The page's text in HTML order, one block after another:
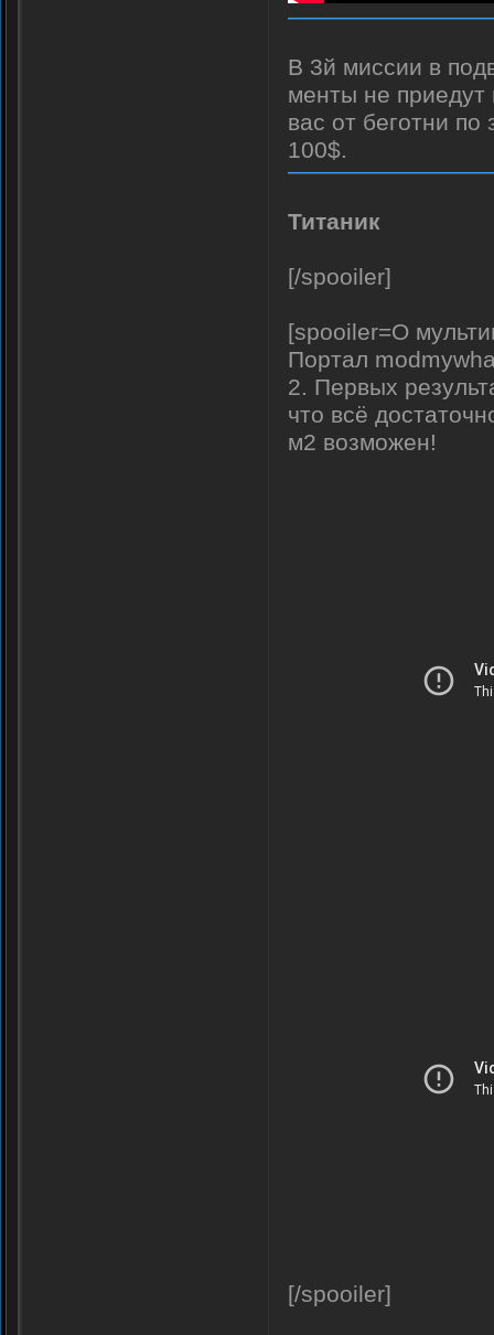
В 3й миссии в
менты не приедут
вас от беготни
100$.
Титаник
[/spooiler]
[spooiler=О
Портал
2. Первых
что всё
м2 возможен!
[/spooiler]